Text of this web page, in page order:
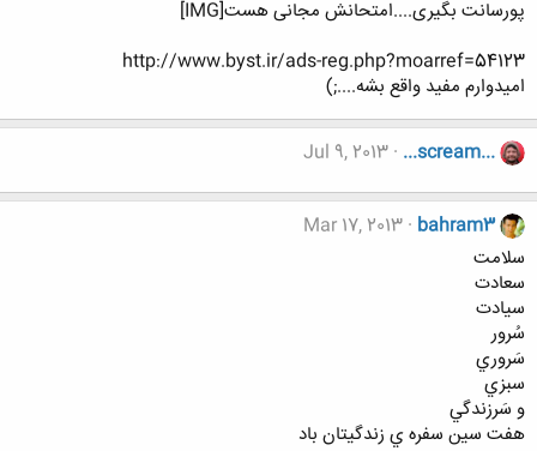
پورسانت بگیری....امتحانش مجانی هست[IMG]
http://www.byst.ir/ads-reg.php?moarref=54123
امیدوارم مفید واقع بشه....;)
...scream...
Jul 9, 2013
bahram3
Mar 17, 2013
سلامت
سعادت
سيادت
سُرور
سَروري
سبزي
و سَرزندگي
هفت سين سفره ي زندگيتان باد